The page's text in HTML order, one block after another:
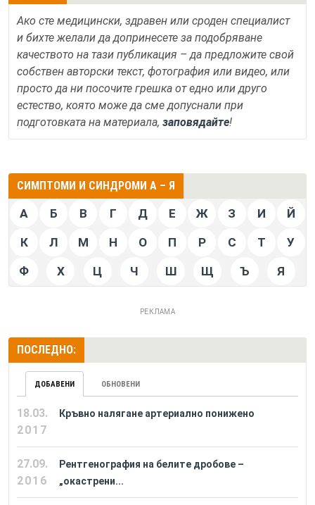
Ако сте медицински, здравен или сроден специалист
и бихте желали да допринесете за подобряване
качеството на тази публикация – да предложите свой
собствен авторски текст, фотография или видео, или
просто да ни посочите грешка от едно или друго
естество, която може да сме допуснали при
подготовката на материала, заповядайте!
СИМПТОМИ И СИНДРОМИ А – Я
А Б В Г Д Е Ж З И Й
К Л М Н О П Р С Т У
Ф Х Ц Ч Ш Щ Ъ Я
РЕКЛАМА
ПОСЛЕДНО:
ДОБАВЕНИ ОБНОВЕНИ
18.03.
2017
Кръвно налягане артериално понижено
27.09.
2016
Рентгенография на белите дробове –
„окастрени...